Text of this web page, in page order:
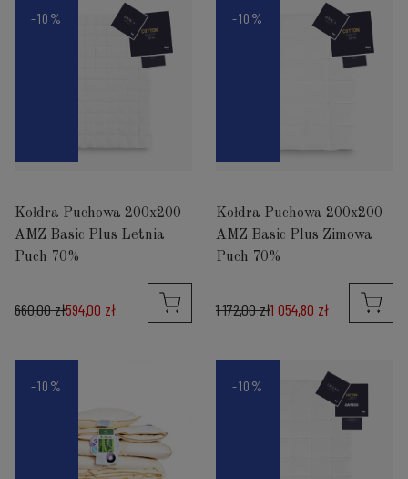
-10%
Kołdra Puchowa 200x200
AMZ Basic Plus Letnia
Puch 70%
594,00 zł
660,00 zł
-10%
Kołdra Puchowa 200x200
AMZ Basic Plus Zimowa
Puch 70%
1 054,80 zł
1 172,00 zł
-10% -10%